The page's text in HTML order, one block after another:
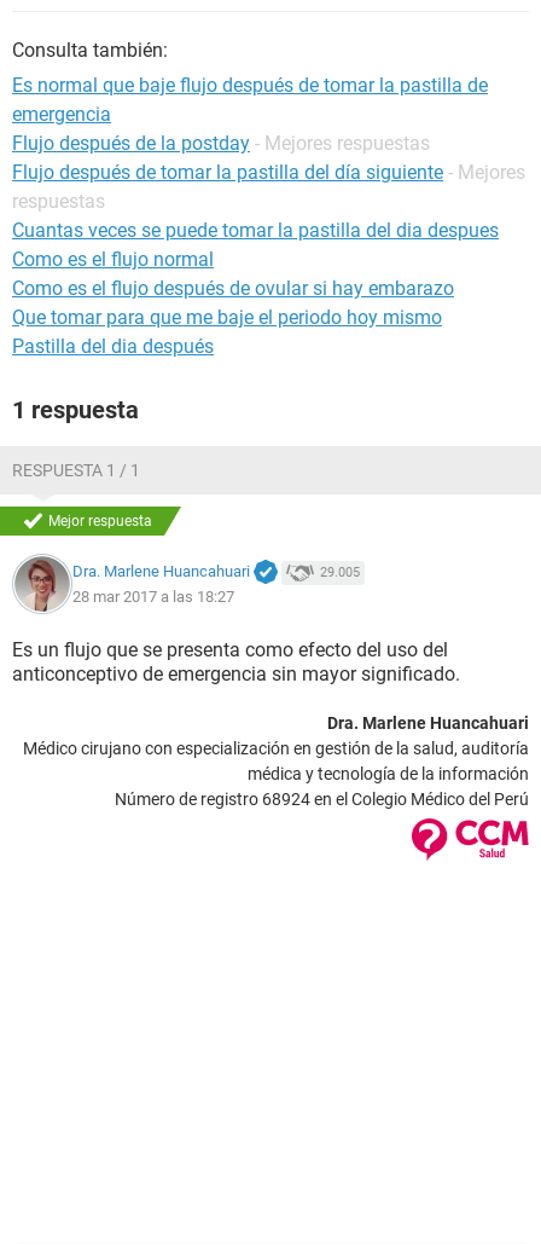
Consulta también:
Es normal que baje flujo después de tomar la pastilla de
emergencia
Flujo después de la postday - Mejores respuestas
Flujo después de tomar la pastilla del día siguiente - Mejores
respuestas
Cuantas veces se puede tomar la pastilla del dia despues
Como es el flujo normal
Como es el flujo después de ovular si hay embarazo
Que tomar para que me baje el periodo hoy mismo
Pastilla del dia después
1 respuesta
RESPUESTA 1 / 1
Mejor respuesta
Dra. Marlene Huancahuari 29.005
28 mar 2017 a las 18:27
Es un flujo que se presenta como efecto del uso del
anticonceptivo de emergencia sin mayor significado.
Dra. Marlene Huancahuari
Médico cirujano con especialización en gestión de la salud, auditoría
médica y tecnología de la información
Número de registro 68924 en el Colegio Médico del Perú